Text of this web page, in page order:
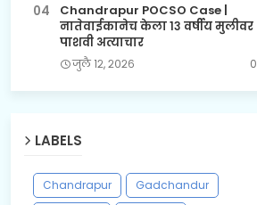
Chandrapur POCSO Case |
नातेवाईकानेच केला १३ वर्षीय मुलीवर
पाशवी अत्याचार
जुलै १२, २०२६ 0
LABELS
Chandrapur
Gadchandur